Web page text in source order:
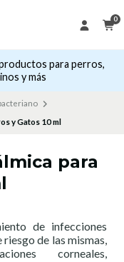
0
para perros,
y más
y Gatos 10 ml
para
de infecciones
de las mismas,
corneales,